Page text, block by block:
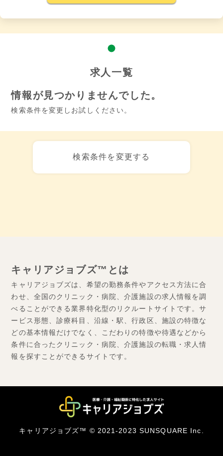
求人一覧
情報が見つかりませんでした。
検索条件を変更しお試しください。
検索条件を変更する
キャリアジョブズ™とは
キャリアジョブズは、希望の勤務条件やアクセス方法に合
わせ、全国のクリニック・病院、介護施設の求人情報を調
べることができる業界特化型のリクルートサイトです。サ
ービス形態、診療科目、沿線・駅、行政区、施設の特徴な
どの基本情報だけでなく、こだわりの特徴や待遇などから
条件に合ったクリニック・病院、介護施設の転職・求人情
報を探すことができるサイトです。
キャリアジョブズ™ © 2021-2023 SUNSQUARE Inc.